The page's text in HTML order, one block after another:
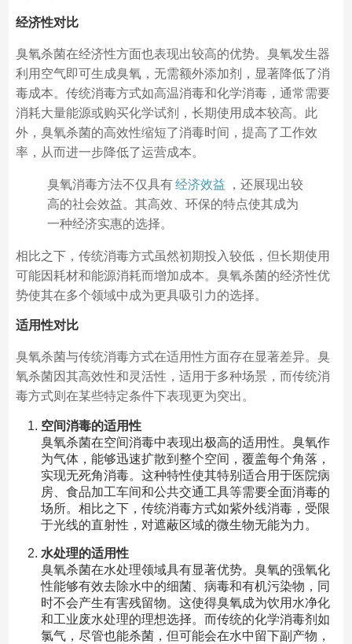
经济性对比
臭氧杀菌在经济性方面也表现出较高的优势。臭氧发生器
利用空气即可生成臭氧，无需额外添加剂，显著降低了消
毒成本。传统消毒方式如高温消毒和化学消毒，通常需要
消耗大量能源或购买化学试剂，长期使用成本较高。此
外，臭氧杀菌的高效性缩短了消毒时间，提高了工作效
率，从而进一步降低了运营成本。
臭氧消毒方法不仅具有经济效益
，还展现出较
高的社会效益。其高效、环保的特点使其成为
一种经济实惠的选择。
相比之下，传统消毒方式虽然初期投入较低，但长期使用
可能因耗材和能源消耗而增加成本。臭氧杀菌的经济性优
势使其在多个领域中成为更具吸引力的选择。
适用性对比
臭氧杀菌与传统消毒方式在适用性方面存在显著差异。臭
氧杀菌因其高效性和灵活性，适用于多种场景，而传统消
毒方式则在某些特定条件下表现更为突出。
空间消毒的适用性
臭氧杀菌在空间消毒中表现出极高的适用性。臭氧作
为气体，能够迅速扩散到整个空间，覆盖每个角落，
实现无死角消毒。这种特性使其特别适合用于医院病
房、食品加工车间和公共交通工具等需要全面消毒的
场所。相比之下，传统消毒方式如紫外线消毒，受限
于光线的直射性，对遮蔽区域的微生物无能为力。
水处理的适用性
臭氧杀菌在水处理领域具有显著优势。臭氧的强氧化
性能够有效去除水中的细菌、病毒和有机污染物，同
时不会产生有害残留物。这使得臭氧成为饮用水净化
和工业废水处理的理想选择。而传统的化学消毒剂如
氯气，尽管也能杀菌，但可能会在水中留下副产物，